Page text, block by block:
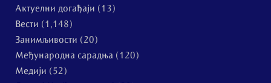
Актуелни догађаји (13)
Вести (1,148)
Занимљивости (20)
Међународна сарадња (120)
Медији (52)